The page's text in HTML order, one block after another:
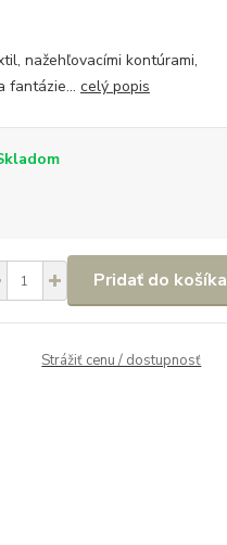
nažehľovacími kontúrami,
fantázie... celý popis
Pridať do košíka
Strážiť cenu / dostupnosť